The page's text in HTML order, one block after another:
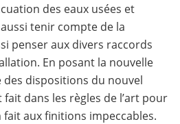
des eaux usées et
aussi tenir compte de la
penser aux divers raccords
En posant la nouvelle
dispositions du nouvel
dans les règles de l’art pour
aux finitions impeccables.